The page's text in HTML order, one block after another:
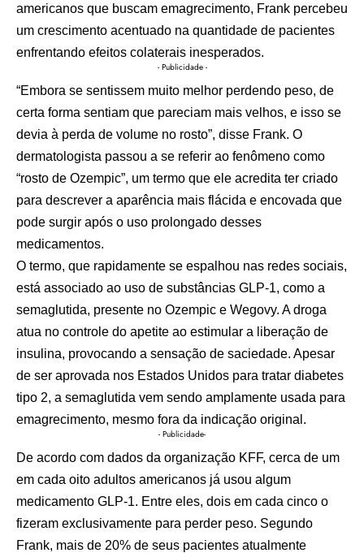
americanos que buscam emagrecimento, Frank percebeu
um crescimento acentuado na quantidade de pacientes
enfrentando efeitos colaterais inesperados.
- Publicidade -
“Embora se sentissem muito melhor perdendo peso, de
certa forma sentiam que pareciam mais velhos, e isso se
devia à perda de volume no rosto”, disse Frank. O
dermatologista passou a se referir ao fenômeno como
“rosto de Ozempic”, um termo que ele acredita ter criado
para descrever a aparência mais flácida e encovada que
pode surgir após o uso prolongado desses
medicamentos.
O termo, que rapidamente se espalhou nas redes sociais,
está associado ao uso de substâncias GLP-1, como a
semaglutida, presente no Ozempic e Wegovy. A droga
atua no controle do apetite ao estimular a liberação de
insulina, provocando a sensação de saciedade. Apesar
de ser aprovada nos Estados Unidos para tratar diabetes
tipo 2, a semaglutida vem sendo amplamente usada para
emagrecimento, mesmo fora da indicação original.
- Publicidade-
De acordo com dados da organização KFF, cerca de um
em cada oito adultos americanos já usou algum
medicamento GLP-1. Entre eles, dois em cada cinco o
fizeram exclusivamente para perder peso. Segundo
Frank, mais de 20% de seus pacientes atualmente